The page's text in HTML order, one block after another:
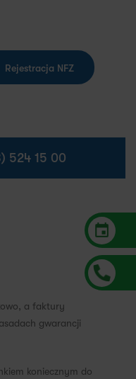
Rejestracja NFZ
524 15 00
a faktury
gwarancji
koniecznym do